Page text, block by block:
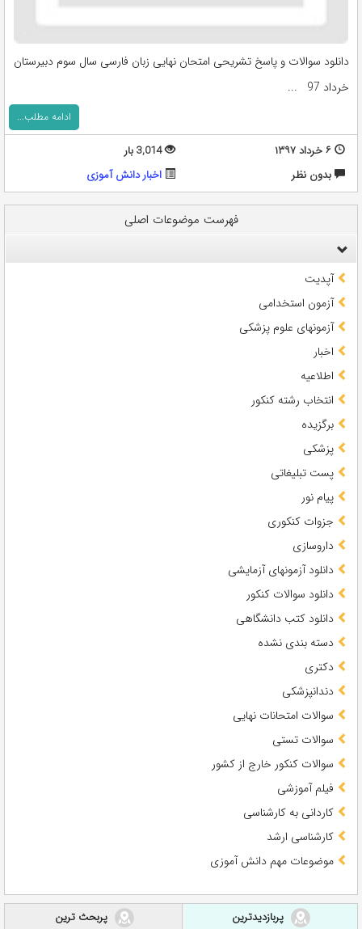
دانلود سوالات و پاسخ تشریحی امتحان نهایی زبان فارسی سال سوم دبیرستان
خرداد 97 ...
ادامه مطلب...
۶ خرداد ۱۳۹۷
3,014 بار
بدون نظر
اخبار دانش آموزی
فهرست موضوعات اصلی
آپدیت
آزمون استخدامی
آزمونهای علوم پزشکی
اخبار
اطلاعیه
انتخاب رشته کنکور
برگزیده
پزشکی
پست تبلیغاتی
پیام نور
جزوات کنکوری
داروسازی
دانلود آزمونهای آزمایشی
دانلود سوالات کنکور
دانلود کتب دانشگاهی
دسته بندی نشده
دکتری
دندانپزشکی
سوالات امتحانات نهایی
سوالات تستی
سوالات کنکور خارج از کشور
فیلم آموزشی
کاردانی به کارشناسی
کارشناسی ارشد
موضوعات مهم دانش آموزی
پربازدیدترین پربحث ترین